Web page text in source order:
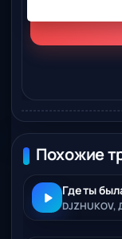
Похожие
Где ты